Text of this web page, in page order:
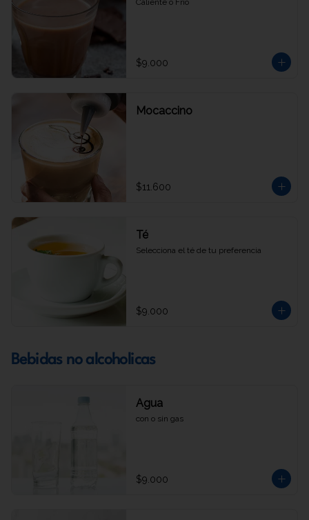
Caliente o Frío
$9.000
Mocaccino
$11.600
Té
Selecciona el té de tu preferencia
$9.000
Bebidas no alcoholicas
Agua
con o sin gas
$9.000